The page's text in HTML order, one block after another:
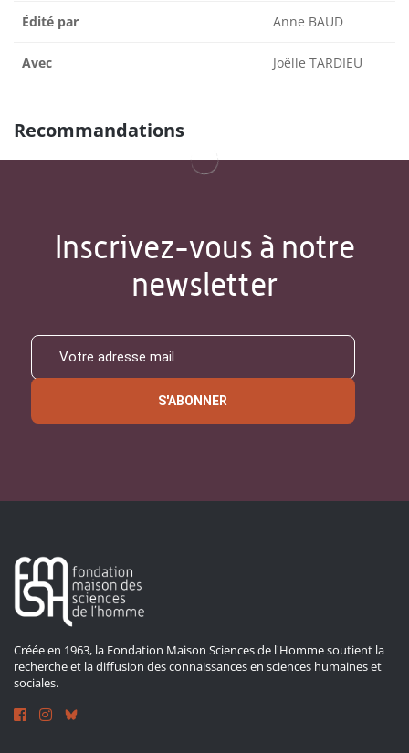
Édité par Anne BAUD
Avec Joëlle TARDIEU
Recommandations
Inscrivez-vous à notre
newsletter
S'ABONNER
Créée en 1963, la Fondation Maison Sciences de l'Homme soutient la
recherche et la diffusion des connaissances en sciences humaines et
sociales.